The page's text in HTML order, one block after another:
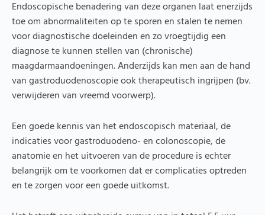
Endoscopische benadering van deze organen laat enerzijds
toe om abnormaliteiten op te sporen en stalen te nemen
voor diagnostische doeleinden en zo vroegtijdig een
diagnose te kunnen stellen van (chronische)
maagdarmaandoeningen. Anderzijds kan men aan de hand
van gastroduodenoscopie ook therapeutisch ingrijpen (bv.
verwijderen van vreemd voorwerp).
Een goede kennis van het endoscopisch materiaal, de
indicaties voor gastroduodeno- en colonoscopie, de
anatomie en het uitvoeren van de procedure is echter
belangrijk om te voorkomen dat er complicaties optreden
en te zorgen voor een goede uitkomst.